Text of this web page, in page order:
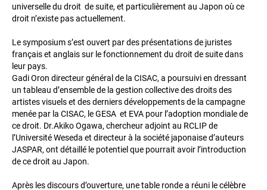
universelle du droit de suite, et particulièrement au Japon où ce
droit n’existe pas actuellement.
Le symposium s’est ouvert par des présentations de juristes
français et anglais sur le fonctionnement du droit de suite dans
leur pays.
Gadi Oron directeur général de la CISAC, a poursuivi en dressant
un tableau d’ensemble de la gestion collective des droits des
artistes visuels et des derniers développements de la campagne
menée par la CISAC, le GESA et EVA pour l’adoption mondiale de
ce droit. Dr.Akiko Ogawa, chercheur adjoint au RCLIP de
l’Université Weseda et directeur à la société japonaise d’auteurs
JASPAR, ont détaillé le potentiel que pourrait avoir l’introduction
de ce droit au Japon.
Après les discours d’ouverture, une table ronde a réuni le célèbre